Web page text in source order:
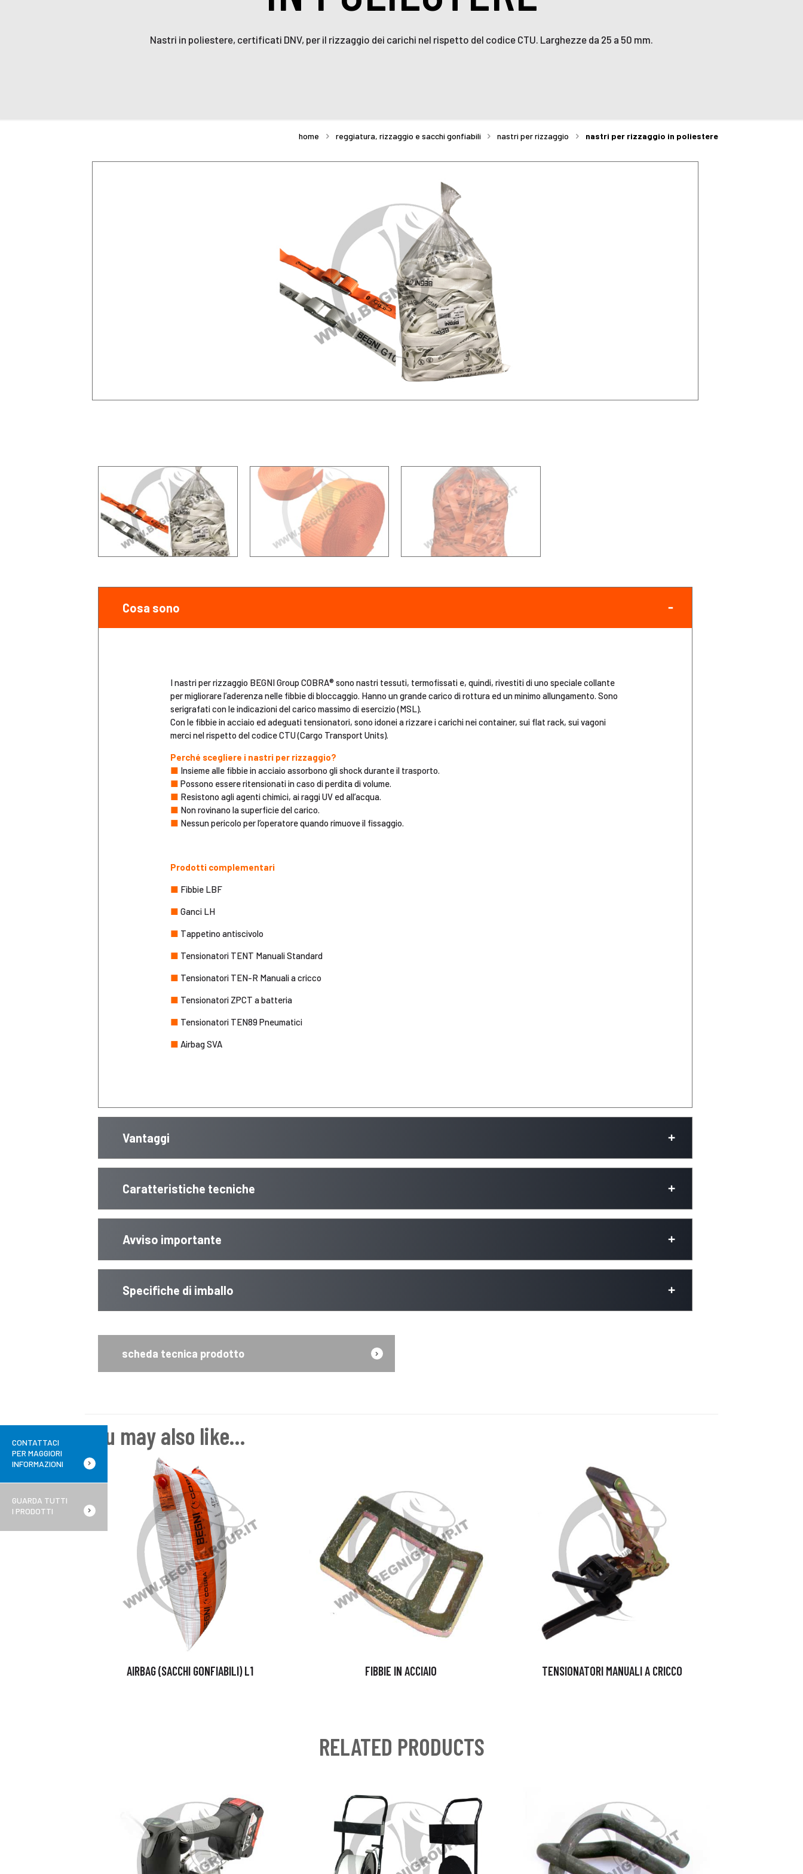
CONTATTACI
PER MAGGIORI
INFORMAZIONI
GUARDA TUTTI
I PRODOTTI
Nastri in poliestere, certificati DNV, per il rizzaggio dei carichi nel rispetto del codice CTU. Larghezze da 25 a 50 mm.
home reggiatura, rizzaggio e sacchi gonfiabili nastri per rizzaggio nastri per rizzaggio in poliestere
Cosa sono
I nastri per rizzaggio BEGNI Group COBRA® sono nastri tessuti, termofissati e, quindi, rivestiti di uno speciale collante
per migliorare l’aderenza nelle fibbie di bloccaggio. Hanno un grande carico di rottura ed un minimo allungamento. Sono
serigrafati con le indicazioni del carico massimo di esercizio (MSL).
Con le fibbie in acciaio ed adeguati tensionatori, sono idonei a rizzare i carichi nei container, sui flat rack, sui vagoni
merci nel rispetto del codice CTU (Cargo Transport Units).
Perché scegliere i nastri per rizzaggio?
■ Insieme alle fibbie in acciaio assorbono gli shock durante il trasporto.
■ Possono essere ritensionati in caso di perdita di volume.
■ Resistono agli agenti chimici, ai raggi UV ed all’acqua.
■ Non rovinano la superficie del carico.
■ Nessun pericolo per l’operatore quando rimuove il fissaggio.
Prodotti complementari
■ Fibbie LBF
■ Ganci LH
■ Tappetino antiscivolo
■ Tensionatori TENT Manuali Standard
■ Tensionatori TEN-R Manuali a cricco
■ Tensionatori ZPCT a batteria
■ Tensionatori TEN89 Pneumatici
■ Airbag SVA
Vantaggi
Caratteristiche tecniche
Avviso importante
Specifiche di imballo
scheda tecnica prodotto
You may also like…
AIRBAG (SACCHI GONFIABILI) L1 FIBBIE IN ACCIAIO TENSIONATORI MANUALI A CRICCO
RELATED PRODUCTS